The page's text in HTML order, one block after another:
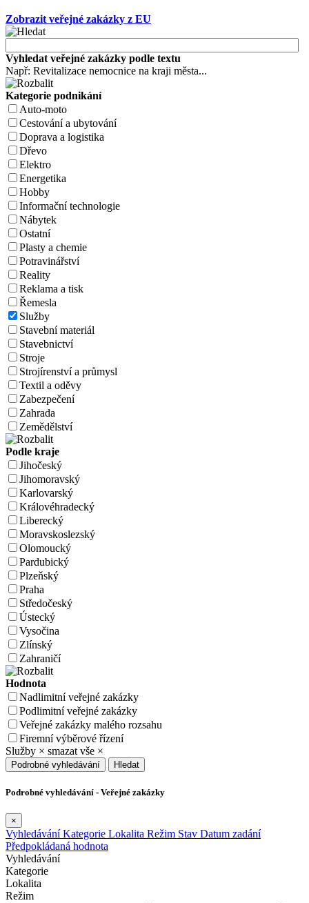
Zobrazit veřejné zakázky z EU
Vyhledat veřejné zakázky podle textu
Např: Revitalizace nemocnice na kraji města...
Kategorie podnikání
Auto-moto
Cestování a ubytování
Doprava a logistika
Dřevo
Elektro
Energetika
Hobby
Informační technologie
Nábytek
Ostatní
Plasty a chemie
Potravinářství
Reality
Reklama a tisk
Řemesla
Služby
Stavební materiál
Stavebnictví
Stroje
Strojírenství a průmysl
Textil a oděvy
Zabezpečení
Zahrada
Zemědělství
Podle kraje
Jihočeský
Jihomoravský
Karlovarský
Královéhradecký
Liberecký
Moravskoslezský
Olomoucký
Pardubický
Plzeňský
Praha
Středočeský
Ústecký
Vysočina
Zlínský
Zahraničí
Hodnota
Nadlimitní veřejné zakázky
Podlimitní veřejné zakázky
Veřejné zakázky malého rozsahu
Firemní výběrové řízení
Služby × smazat vše ×
Podrobné vyhledávání Hledat
Podrobné vyhledávání - Veřejné zakázky
×
Vyhledávání Kategorie Lokalita Režim Stav Datum zadání
Předpokládaná hodnota
Vyhledávání
Kategorie
Lokalita
Režim